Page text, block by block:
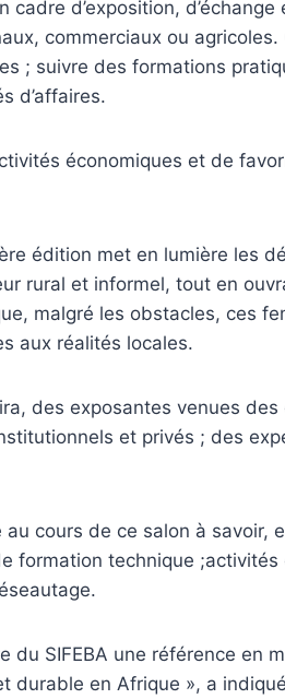
cadre d’exposition,
commerciaux ou agricoles.
; suivre des formations
d’affaires.
économiques et de
édition met en lumière les
rural et informel, tout en
malgré les obstacles, ces
aux réalités locales.
des exposantes venues
et privés ; des
au cours de ce salon à
formation technique
du SIFEBA une référence en
durable en Afrique », a